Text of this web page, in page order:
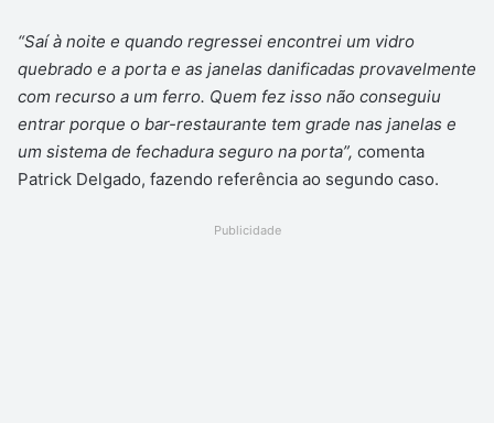
“Saí à noite e quando regressei encontrei um vidro
quebrado e a porta e as janelas danificadas provavelmente
com recurso a um ferro. Quem fez isso não conseguiu
entrar porque o bar-restaurante tem grade nas janelas e
um sistema de fechadura seguro na porta”, comenta
Patrick Delgado, fazendo referência ao segundo caso.
Publicidade